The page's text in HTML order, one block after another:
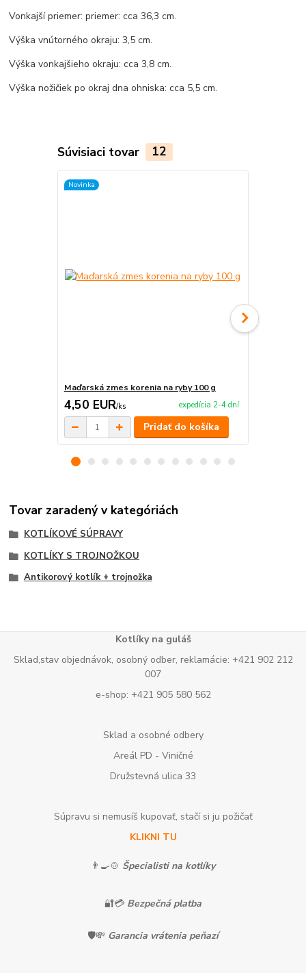
Vonkajší priemer: priemer: cca 36,3 cm.
Výška vnútorného okraju: 3,5 cm.
Výška vonkajšieho okraju: cca 3,8 cm.
Výška nožičiek po okraj dna ohniska: cca 5,5 cm.
Súvisiaci tovar 12
Novinka
Maďarská zmes korenia na ryby 100 g
4,50 EUR/ks expedícia 2-4 dní
Pridať do košíka
Tovar zaradený v kategóriách
KOTLÍKOVÉ SÚPRAVY
KOTLÍKY S TROJNOŽKOU
Antikorový kotlík + trojnožka
Kotlíky na guláš
Sklad,stav objednávok, osobný odber, reklamácie: +421 902 212
007
e-shop: +421 905 580 562
Sklad a osobné odbery
Areál PD - Viničné
Družstevná ulica 33
Súpravu si nemusíš kupovať, stačí si ju požičať
KLIKNI TU
👨‍🍳🍲 Špecialisti na kotlíky
🔐💳 Bezpečná platba
🛡️💸 Garancia vrátenia peňazí